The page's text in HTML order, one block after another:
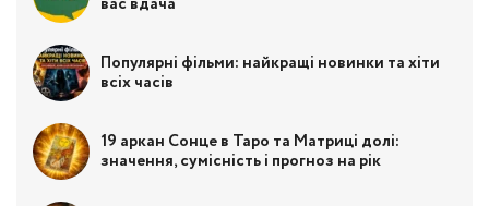
Популярні фільми: найкращі новинки та хіти
всіх часів
19 аркан Сонце в Таро та Матриці долі:
значення, сумісність і прогноз на рік